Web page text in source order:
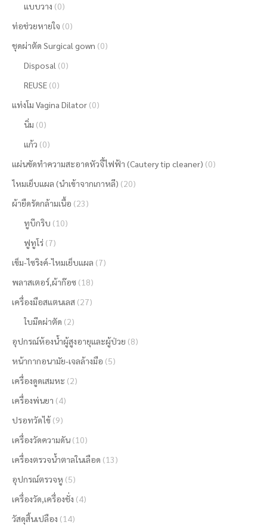
แบบวาง (0)
ท่อช่วยหายใจ (0)
ชุดผ่าตัด Surgical gown (0)
Disposal (0)
REUSE (0)
แท่งโม Vagina Dilator (0)
นิ่ม (0)
แก้ว (0)
แผ่นขัดทำความสะอาดหัวจี้ไฟฟ้า (Cautery tip cleaner) (0)
ไหมเย็บแผล (นำเข้าจากเกาหลี) (20)
ผ้ายืดรัดกล้ามเนื้อ (23)
ทูบีกริบ (10)
ฟูทูโร่ (7)
เข็ม-ไซริงค์-ไหมเย็บแผล (7)
พลาสเตอร์,ผ้าก๊อซ (18)
เครื่องมือสแตนเลส (27)
ใบมีดผ่าตัด (2)
อุปกรณ์ห้องน้ำผู้สูงอายุและผู้ป่วย (8)
หน้ากากอนามัย-เจลล้างมือ (5)
เครื่องดูดเสมหะ (2)
เครื่องพ่นยา (4)
ปรอทวัดไข้ (9)
เครื่องวัดความดัน (10)
เครื่องตรวจน้ำตาลในเลือด (13)
อุปกรณ์ตรวจหู (5)
เครื่องวัด,เครื่องชั่ง (4)
วัสดุสิ้นเปลือง (14)